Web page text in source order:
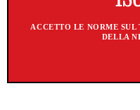
ACCETTO LE NORME
DELLA